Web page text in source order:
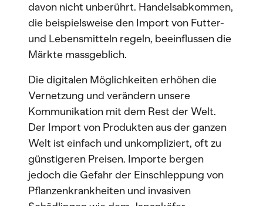
davon nicht unberührt. Handelsabkommen,
die beispielsweise den Import von Futter-
und Lebensmitteln regeln, beeinflussen die
Märkte massgeblich.
Die digitalen Möglichkeiten erhöhen die
Vernetzung und verändern unsere
Kommunikation mit dem Rest der Welt.
Der Import von Produkten aus der ganzen
Welt ist einfach und unkompliziert, oft zu
günstigeren Preisen. Importe bergen
jedoch die Gefahr der Einschleppung von
Pflanzenkrankheiten und invasiven